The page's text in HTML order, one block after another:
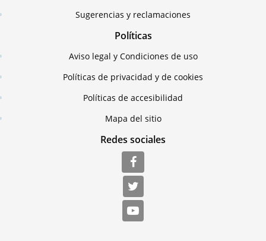
Sugerencias y reclamaciones
Políticas
Aviso legal y Condiciones de uso
Políticas de privacidad y de cookies
Políticas de accesibilidad
Mapa del sitio
Redes sociales